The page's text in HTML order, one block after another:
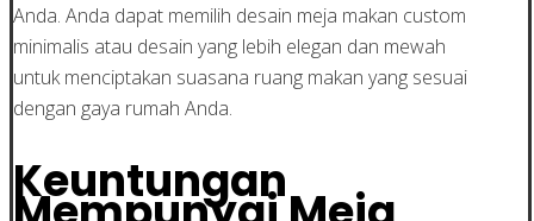
Anda. Anda dapat memilih desain meja makan custom
minimalis atau desain yang lebih elegan dan mewah
untuk menciptakan suasana ruang makan yang sesuai
dengan gaya rumah Anda.
Keuntungan